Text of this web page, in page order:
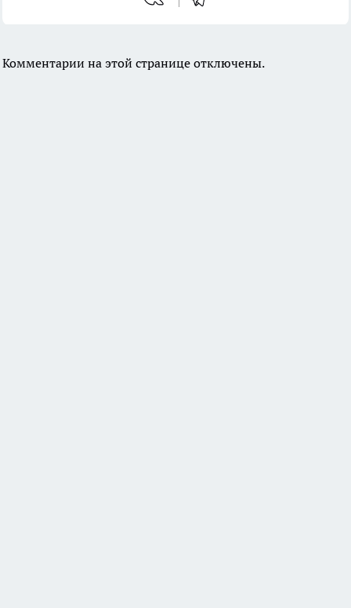
Комментарии на этой странице отключены.